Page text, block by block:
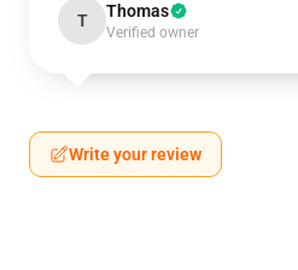
T Thomas
Verified owner
Write your review